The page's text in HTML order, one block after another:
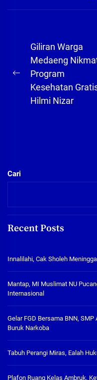
Navigasi
pos
Previous
post:
Giliran Warga
Medaeng
Program
Kesehatan
Hilmi Nizar
Cari
Recent Posts
Innalilahi, Cak Sholeh
Mantap, MI Muslimat NU
Internasional
Gelar FGD Bersama BNN,
Buruk Narkoba
Tabuh Perangi Miras, Ealah
Plafon Ruang Kelas Ambruk,